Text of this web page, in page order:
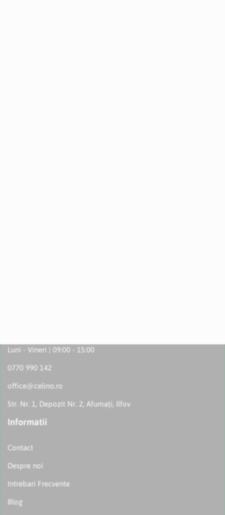
Luni - Vineri | 09:00 - 15:00
0770 990 142
office@celino.ro
Str. Nr. 1, Depozit Nr. 2, Afumați, Ilfov
Informatii
Contact
Despre noi
Intrebari Frecvente
Blog